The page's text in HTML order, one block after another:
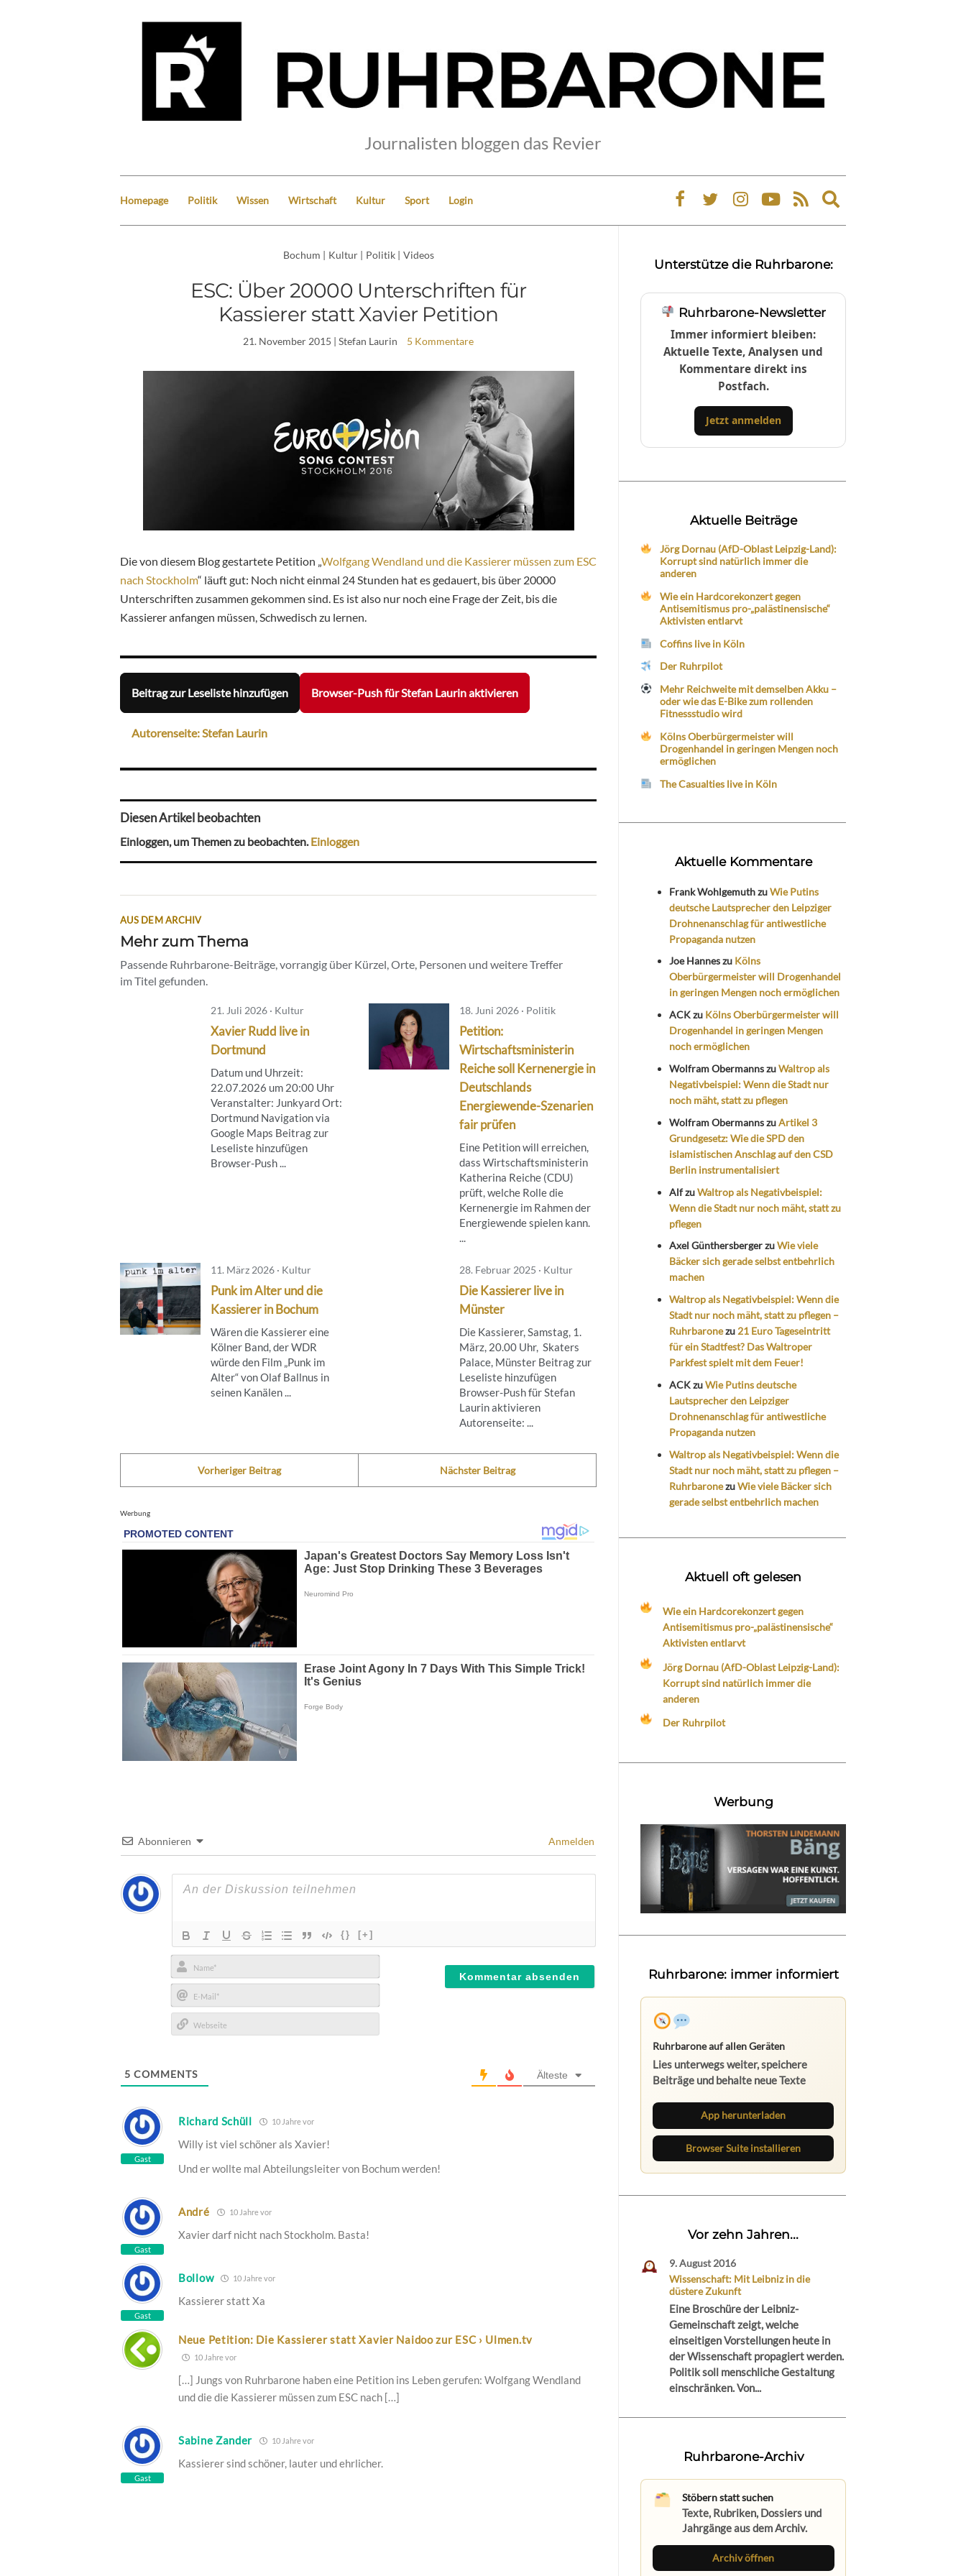
Journalisten bloggen das Revier
Homepage Politik Wissen Wirtschaft Kultur Sport Login
Expand
search
Bochum | Kultur | Politik | Videos
ESC: Über 20000 Unterschriften für
Kassierer statt Xavier Petition
21. November 2015 | Stefan Laurin 5 Kommentare
Die von diesem Blog gestartete Petition „ Wolfgang Wendland und die Kassierer müssen zum ESC
nach Stockholm“ läuft gut: Noch nicht einmal 24 Stunden hat es gedauert, bis über 20000
Unterschriften zusammen gekommen sind. Es ist also nur noch eine Frage der Zeit, bis die
Kassierer anfangen müssen, Schwedisch zu lernen.
Beitrag zur Leseliste hinzufügen Browser-Push für Stefan Laurin aktivieren
Autorenseite: Stefan Laurin
Diesen Artikel beobachten
Einloggen, um Themen zu beobachten.Einloggen
AUS DEM ARCHIV
Mehr zum Thema
Passende Ruhrbarone-Beiträge, vorrangig über Kürzel, Orte, Personen und weitere Treffer
im Titel gefunden.
21. Juli 2026 · Kultur
Xavier Rudd live in
Dortmund
Datum und Uhrzeit:
22.07.2026 um 20:00 Uhr
Veranstalter: Junkyard Ort:
Dortmund Navigation via
Google Maps Beitrag zur
Leseliste hinzufügen
Browser-Push ...
18. Juni 2026 · Politik
Petition:
Wirtschaftsministerin
Reiche soll Kernenergie in
Deutschlands
Energiewende-Szenarien
fair prüfen
Eine Petition will erreichen,
dass Wirtschaftsministerin
Katherina Reiche (CDU)
prüft, welche Rolle die
Kernenergie im Rahmen der
Energiewende spielen kann.
11. März 2026 · Kultur
Punk im Alter und die
Kassierer in Bochum
Wären die Kassierer eine
Kölner Band, der WDR
würde den Film „Punk im
Alter“ von Olaf Ballnus in
seinen Kanälen ...
28. Februar 2025 · Kultur
Die Kassierer live in
Münster
Die Kassierer, Samstag, 1.
März, 20.00 Uhr, Skaters
Palace, Münster Beitrag zur
Leseliste hinzufügen
Browser-Push für Stefan
Laurin aktivieren
Autorenseite: ...
Vorheriger Beitrag Nächster Beitrag
Werbung
Abonnieren Anmelden
{} [+]
Name*
E-
Mail*
5 COMMENTS Älteste
Gast
Richard Schüll 10 Jahre vor
Willy ist viel schöner als Xavier!
Und er wollte mal Abteilungsleiter von Bochum werden!
Gast
André 10 Jahre vor
Xavier darf nicht nach Stockholm. Basta!
Gast
Bollow 10 Jahre vor
Kassierer statt Xa
Neue Petition: Die Kassierer statt Xavier Naidoo zur ESC › Ulmen.tv
10 Jahre vor
[…] Jungs von Ruhrbarone haben eine Petition ins Leben gerufen: Wolfgang Wendland
und die die Kassierer müssen zum ESC nach […]
Gast
Sabine Zander 10 Jahre vor
Kassierer sind schöner, lauter und ehrlicher.
Unterstütze die Ruhrbarone:
Ruhrbarone-Newsletter
Immer informiert bleiben:
Aktuelle Texte, Analysen und
Kommentare direkt ins
Postfach.
Jetzt anmelden
Aktuelle Beiträge
Jörg Dornau (AfD-Oblast Leipzig-Land):
Korrupt sind natürlich immer die
anderen
Wie ein Hardcorekonzert gegen
Antisemitismus pro-„palästinensische“
Aktivisten entlarvt
Coffins live in Köln
Der Ruhrpilot
Mehr Reichweite mit demselben Akku –
oder wie das E-Bike zum rollenden
Fitnessstudio wird
Kölns Oberbürgermeister will
Drogenhandel in geringen Mengen noch
ermöglichen
The Casualties live in Köln
Aktuelle Kommentare
Frank WohlgemuthzuWie Putins
deutsche Lautsprecher den Leipziger
Drohnenanschlag für antiwestliche
Propaganda nutzen
Joe Hanneszu Kölns
Oberbürgermeister will Drogenhandel
in geringen Mengen noch ermöglichen
ACKzu Kölns Oberbürgermeister will
Drogenhandel in geringen Mengen
noch ermöglichen
Wolfram ObermannszuWaltrop als
Negativbeispiel: Wenn die Stadt nur
noch mäht, statt zu pflegen
Wolfram ObermannszuArtikel 3
Grundgesetz: Wie die SPD den
islamistischen Anschlag auf den CSD
Berlin instrumentalisiert
AlfzuWaltrop als Negativbeispiel:
Wenn die Stadt nur noch mäht, statt zu
pflegen
Axel GünthersbergerzuWie viele
Bäcker sich gerade selbst entbehrlich
machen
Waltrop als Negativbeispiel: Wenn die
Stadt nur noch mäht, statt zu pflegen –
Ruhrbaronezu 21 Euro Tageseintritt
für ein Stadtfest? Das Waltroper
Parkfest spielt mit dem Feuer!
ACKzuWie Putins deutsche
Lautsprecher den Leipziger
Drohnenanschlag für antiwestliche
Propaganda nutzen
Waltrop als Negativbeispiel: Wenn die
Stadt nur noch mäht, statt zu pflegen –
RuhrbaronezuWie viele Bäcker sich
gerade selbst entbehrlich machen
Aktuell oft gelesen
Wie ein Hardcorekonzert gegen
Antisemitismus pro-„palästinensische“
Aktivisten entlarvt
Jörg Dornau (AfD-Oblast Leipzig-Land):
Korrupt sind natürlich immer die
anderen
Der Ruhrpilot
Werbung
Ruhrbarone: immer informiert
Ruhrbarone auf allen Geräten
Lies unterwegs weiter, speichere
Beiträge und behalte neue Texte
direkt im Browser im Blick.
App herunterladen
Browser Suite installieren
Vor zehn Jahren...
9. August 2016
Wissenschaft: Mit Leibniz in die
düstere Zukunft
Eine Broschüre der Leibniz-
Gemeinschaft zeigt, welche
einseitigen Vorstellungen heute in
der Wissenschaft propagiert werden.
Politik soll menschliche Gestaltung
einschränken. Von...
Ruhrbarone-Archiv
Stöbern statt suchen
Texte, Rubriken, Dossiers und
Jahrgänge aus dem Archiv.
Archiv öffnen